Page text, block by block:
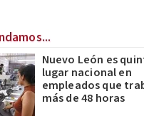
Nuevo León es
lugar nacional en
empleados que
más de 48 horas